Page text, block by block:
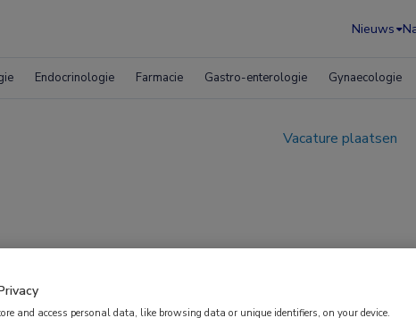
Nieuws
Endocrinologie Farmacie Gastro-enterologie Gynaecologie
Vacature plaatsen
and access personal data, like browsing data or unique identifiers, on your device.